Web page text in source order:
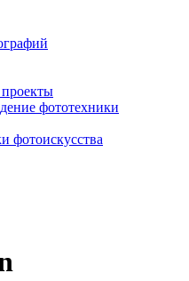
фототехники
фотоискусства